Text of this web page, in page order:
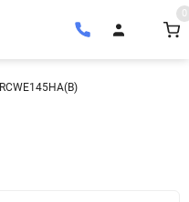
0
RCWE145HA(B)